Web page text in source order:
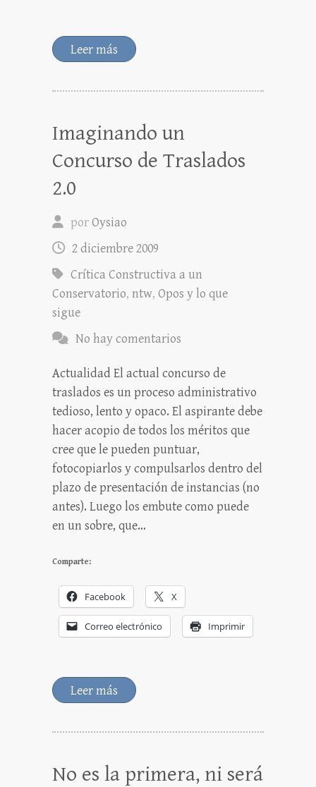
Leer más
Imaginando un
Concurso de Traslados
2.0
porOysiao
2 diciembre 2009
Crítica Constructiva a un
Conservatorio, ntw, Opos y lo que
sigue
No hay comentarios
Actualidad El actual concurso de
traslados es un proceso administrativo
tedioso, lento y opaco. El aspirante debe
hacer acopio de todos los méritos que
cree que le pueden puntuar,
fotocopiarlos y compulsarlos dentro del
plazo de presentación de instancias (no
antes). Luego los embute como puede
en un sobre, que…
Comparte:
Facebook X
Correo electrónico Imprimir
Leer más
No es la primera, ni será